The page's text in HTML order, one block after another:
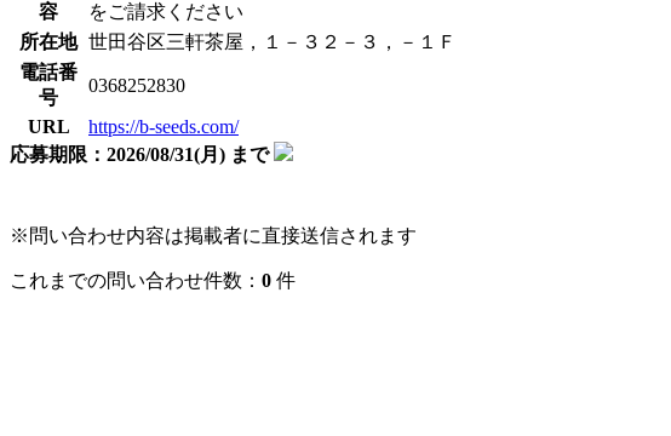
容
をご請求ください
所在地 世田谷区三軒茶屋，１－３２－３，－１Ｆ
電話番
号
0368252830
URL
https://b-seeds.com/
応募期限：2026/08/31(月) まで
※問い合わせ内容は掲載者に直接送信されます
これまでの問い合わせ件数： 0 件